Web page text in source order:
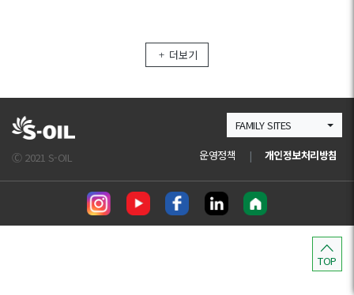
더보기
FAMILY SITES
Ⓒ 2021 S-OIL 운영정책 | 개인정보처리방침
TOP